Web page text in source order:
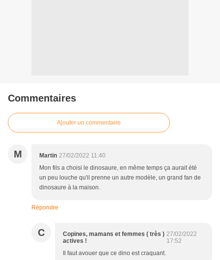
Commentaires
Ajouter un commentaire
M Martin 27/02/2022 11:40
Mon fils a choisi le dinosaure, en même temps ça aurait été
un peu louche qu'il prenne un autre modèle, un grand fan de
dinosaure à la maison.
Répondre
C
Copines, mamans et femmes ( très )
actives !
27/02/2022
17:52
Il faut avouer que ce dino est craquant.